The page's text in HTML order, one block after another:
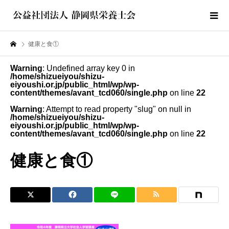
健康と食①
Warning: Undefined array key 0 in
/home/shizueiyou/shizu-
eiyoushi.or.jp/public_html/wp/wp-
content/themes/avant_tcd060/single.php on line 22
Warning: Attempt to read property "slug" on null in
/home/shizueiyou/shizu-
eiyoushi.or.jp/public_html/wp/wp-
content/themes/avant_tcd060/single.php on line 22
健康と食①